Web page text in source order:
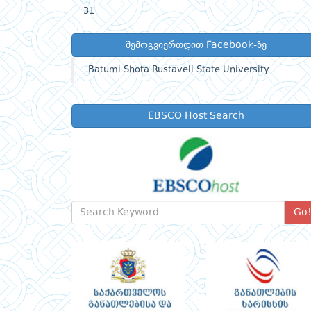
31
შემოგვიერთდით Facebook-ზე
Batumi Shota Rustaveli State University.
EBSCO Host Search
Go!